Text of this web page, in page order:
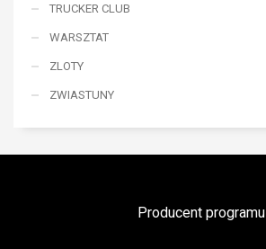
TRUCKER CLUB
WARSZTAT
ZLOTY
ZWIASTUNY
Producent programu